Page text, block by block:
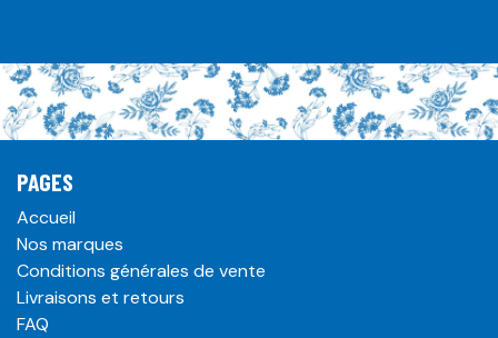
PAGES
Accueil
Nos marques
Conditions générales de vente
Livraisons et retours
FAQ